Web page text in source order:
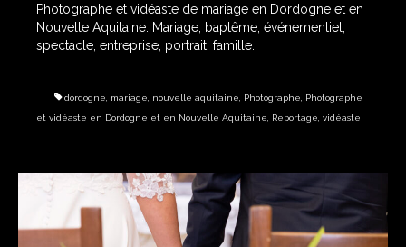
Photographe et vidéaste de mariage en Dordogne et en
Nouvelle Aquitaine. Mariage, baptême, événementiel,
spectacle, entreprise, portrait, famille.
dordogne mariage nouvelle aquitaine Photographe
Photographe
et vidéaste en Dordogne et en Nouvelle Aquitaine
Reportage vidéaste